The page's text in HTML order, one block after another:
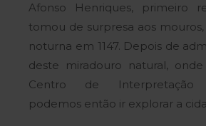
Afonso Henriques, primeiro
tomou de surpresa aos
noturna em 1147. Depois de
deste miradouro natural,
Centro de Interpretação
podemos então ir explorar a